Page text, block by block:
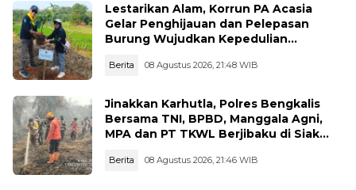
Lestarikan Alam, Korrun PA Acasia
Gelar Penghijauan dan Pelepasan
Burung Wujudkan Kepedulian
Berita 08 Agustus 2026, 21:48 WIB
Jinakkan Karhutla, Polres Bengkalis
Bersama TNI, BPBD, Manggala Agni,
MPA dan PT TKWL Berjibaku di Siak
Berita 08 Agustus 2026, 21:46 WIB